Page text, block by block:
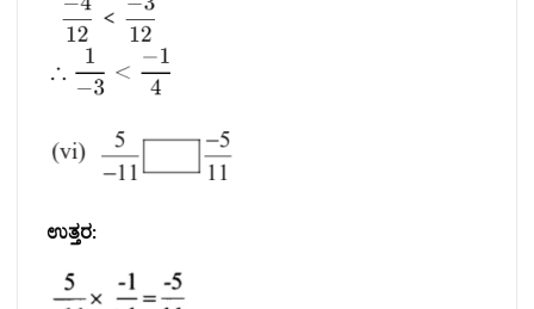
ಉತ್ತರ: